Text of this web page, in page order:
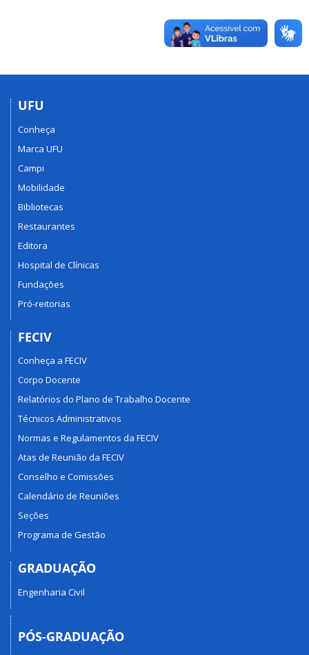
UFU
Conheça
Marca UFU
Campi
Mobilidade
Bibliotecas
Restaurantes
Editora
Hospital de Clínicas
Fundações
Pró-reitorias
FECIV
Conheça a FECIV
Corpo Docente
Relatórios do Plano de Trabalho Docente
Técnicos Administrativos
Normas e Regulamentos da FECIV
Atas de Reunião da FECIV
Conselho e Comissões
Calendário de Reuniões
Seções
Programa de Gestão
GRADUAÇÃO
Engenharia Civil
PÓS-GRADUAÇÃO